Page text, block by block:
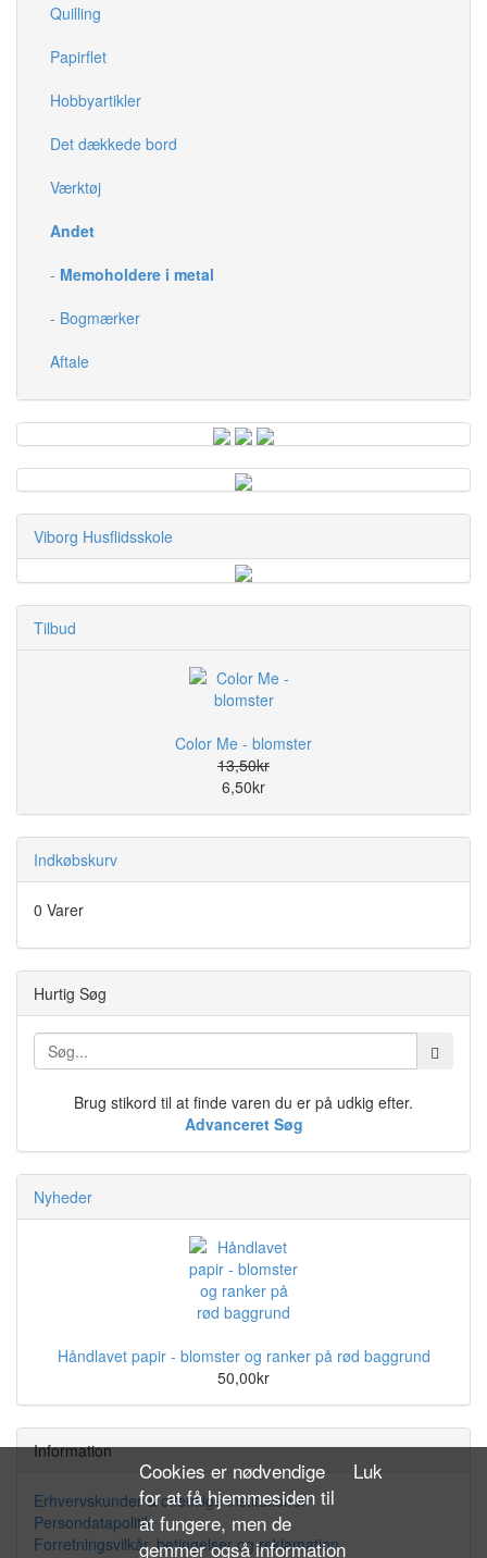
Quilling
Papirflet
Hobbyartikler
Det dækkede bord
Værktøj
Andet
- Memoholdere i metal
- Bogmærker
Aftale
Viborg Husflidsskole
Tilbud
Color Me - blomster
13,50kr
6,50kr
Indkøbskurv
0 Varer
Hurtig Søg
Brug stikord til at finde varen du er på udkig efter.
Advanceret Søg
Nyheder
Håndlavet papir - blomster og ranker på rød baggrund
50,00kr
Information
Erhvervskunder & offentlige institutioner
Persondatapolitik
Forretningsvilkår, betingelser og reklamation
Cookies er nødvendige
for at få hjemmesiden til
at fungere, men de
gemmer også information
Luk